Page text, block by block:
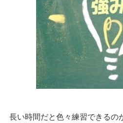
長い時間だと色々練習できるの